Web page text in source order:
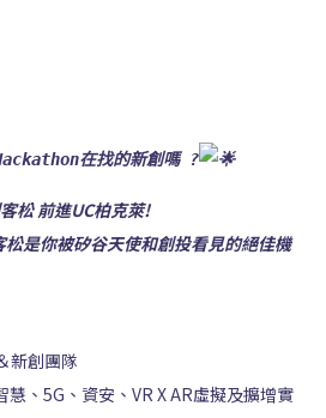
在找的新創嗎 ?
松 前進UC柏克萊!
是你被矽谷天使和創投看見的絕佳機
新創團隊
、5G、資安、VR X AR虛擬及擴增實